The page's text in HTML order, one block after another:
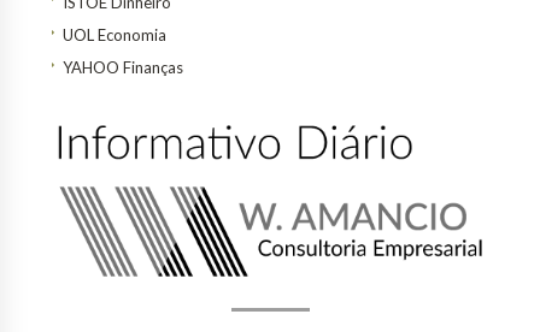
UOL Economia
YAHOO Finanças